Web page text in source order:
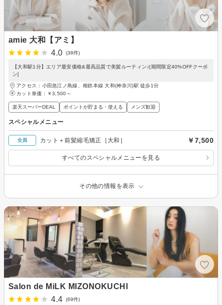
amie 大和【アミ】
4.0
(38件)
【大和駅1分】エリア最安価格&最高品質で美髪ルーティン♪[期間限定40%OFFクーポ
ン]
アクセス：小田急江ノ島線、相鉄本線 大和(神奈川)駅 徒歩1分
カット単価： ￥3,500～
楽天スーパーDEAL ポイントが貯まる・使える メンズ歓迎
スペシャルメニュー
全員 カット＋前髪縮毛矯正［大和］ ￥7,500
すべてのスペシャルメニューを見る
その他の情報を表示
Salon de MiLK MIZONOKUCHI
4.4
(69件)